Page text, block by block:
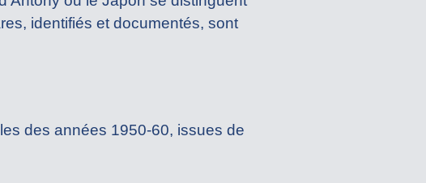
identifiés et documentés, sont
des années 1950-60, issues de